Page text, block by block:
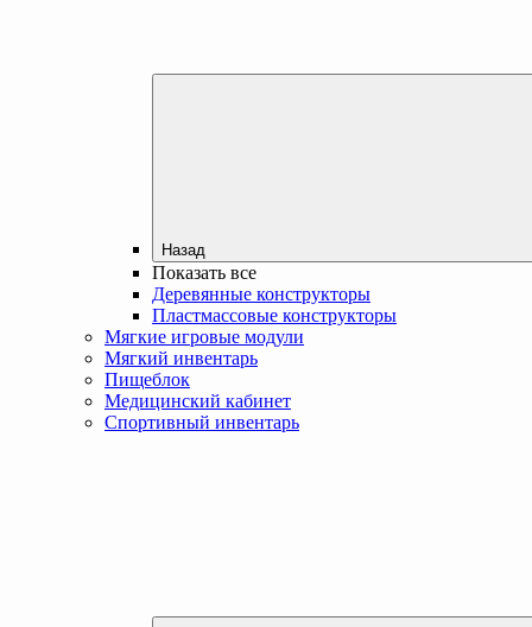
Назад
Показать все
Деревянные конструкторы
Пластмассовые конструкторы
Мягкие игровые модули
Мягкий инвентарь
Пищеблок
Медицинский кабинет
Спортивный инвентарь